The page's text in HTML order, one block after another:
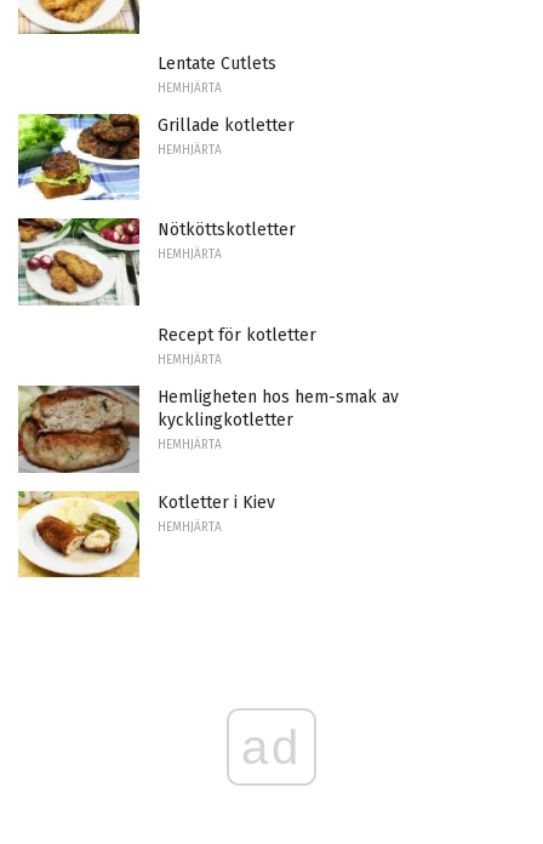
Lentate Cutlets
HEMHJÄRTA
Grillade kotletter
HEMHJÄRTA
Nötköttskotletter
HEMHJÄRTA
Recept för kotletter
HEMHJÄRTA
Hemligheten hos hem-smak av
kycklingkotletter
HEMHJÄRTA
Kotletter i Kiev
HEMHJÄRTA
ad